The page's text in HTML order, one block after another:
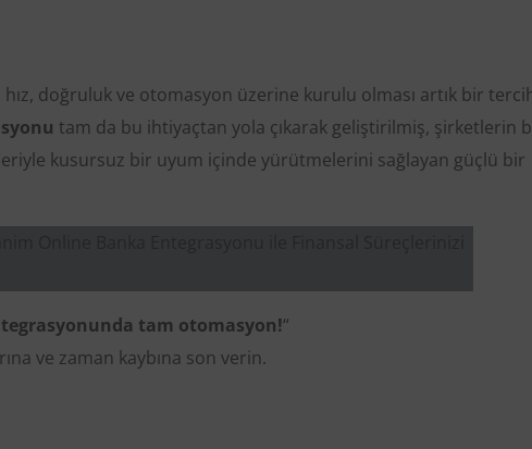
doğruluk ve otomasyon üzerine kurulu olması artık bir
tam da bu ihtiyaçtan yola çıkarak geliştirilmiş, şirketlerin
kusursuz bir uyum içinde yürütmelerini sağlayan güçlü bir
tam otomasyon!“
ve zaman kaybına son verin.